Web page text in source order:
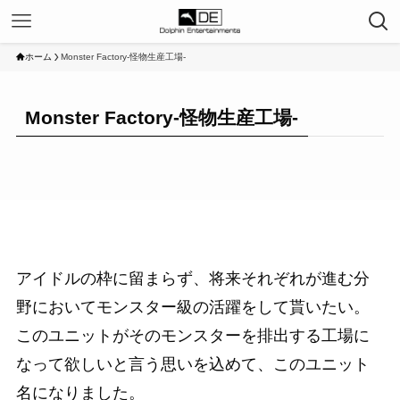
ホーム Monster Factory-怪物生産工場-
Monster Factory-怪物生産工場-
アイドルの枠に留まらず、将来それぞれが進む分
野においてモンスター級の活躍をして貰いたい。
このユニットがそのモンスターを排出する工場に
なって欲しいと言う思いを込めて、このユニット
名になりました。